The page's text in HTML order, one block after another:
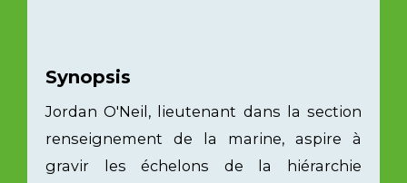
Synopsis
Jordan O'Neil, lieutenant dans la section
renseignement de la marine, aspire à
gravir les échelons de la hiérarchie